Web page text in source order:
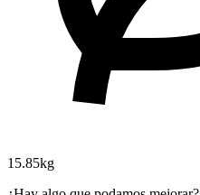
15.85kg